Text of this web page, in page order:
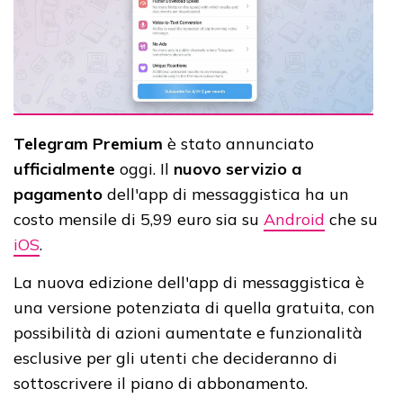
Telegram Premium è stato annunciato
ufficialmente oggi. Il nuovo servizio a
pagamento dell'app di messaggistica ha un
costo mensile di 5,99 euro sia su Android che su
iOS.
La nuova edizione dell'app di messaggistica è
una versione potenziata di quella gratuita, con
possibilità di azioni aumentate e funzionalità
esclusive per gli utenti che decideranno di
sottoscrivere il piano di abbonamento.